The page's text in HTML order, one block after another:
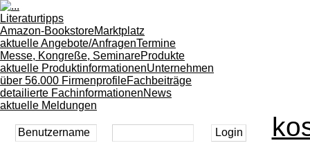
Literaturtipps
Amazon-BookstoreMarktplatz
aktuelle Angebote/AnfragenTermine
Messe, Kongreße, SeminareProdukte
aktuelle ProduktinformationenUnternehmen
über 56.000 FirmenprofileFachbeiträge
detailierte FachinformationenNews
aktuelle Meldungen